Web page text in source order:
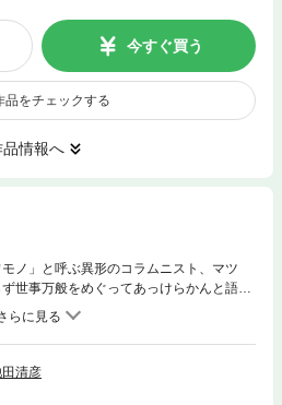
今すぐ買う
品をチェックする
品情報へ
ノ」と呼ぶ異形のコラムニスト、マツ
世事万般をめぐってあっけらかんと語る
既存の世間的な価値観から大きくはみ出
になった差別のしくみや、いまのネット
ぐり出す。
清彦